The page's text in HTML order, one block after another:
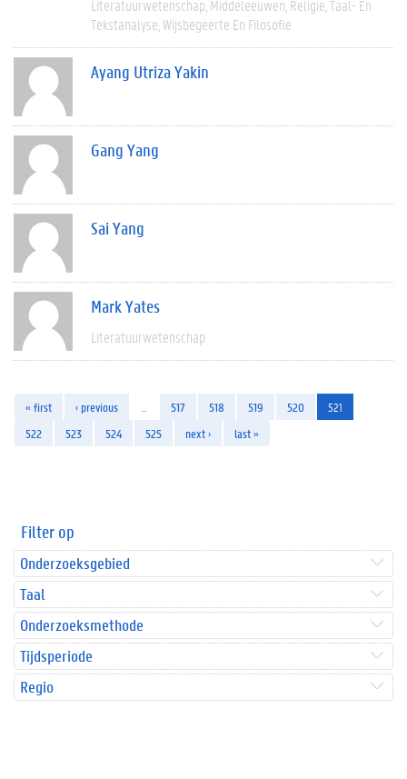
Literatuurwetenschap Middeleeuwen Religie Taal- En
Tekstanalyse Wijsbegeerte En Filosofie
Ayang Utriza Yakin
Gang Yang
Sai Yang
Mark Yates
Literatuurwetenschap
« first ‹ previous 517 518 519 520
521
522
523 524 525 next › last »
Filter op
Onderzoeksgebied
Taal
Onderzoeksmethode
Tijdsperiode
Regio